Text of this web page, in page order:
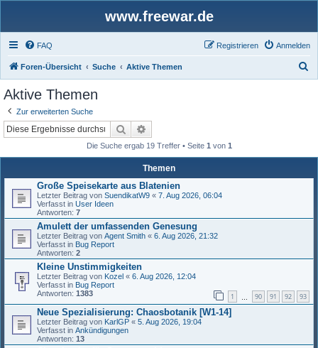
www.freewar.de
FAQ Anmelden
Registrieren
Foren-Übersicht Suche Aktive Themen
Aktive Themen
Zur erweiterten Suche
Suche
Die Suche ergab 19 Treffer • Seite 1 von 1
Themen
Große Speisekarte aus Blatenien
Letzter Beitrag von SuendikatW9 « 7. Aug 2026, 06:04
Verfasst in User Ideen
Antworten: 7
Amulett der umfassenden Genesung
Letzter Beitrag von Agent Smith « 6. Aug 2026, 21:32
Verfasst in Bug Report
Antworten: 2
Kleine Unstimmigkeiten
Letzter Beitrag von Kozel « 6. Aug 2026, 12:04
Verfasst in Bug Report
Antworten: 1383 1 90 91 92 93
Neue Spezialisierung: Chaosbotanik [W1-14]
Letzter Beitrag von KarlGP « 5. Aug 2026, 19:04
Verfasst in Ankündigungen
Antworten: 13